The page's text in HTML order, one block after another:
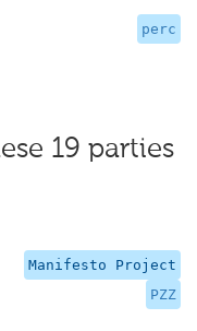
perc
19 parties
Manifesto Project
PZZ